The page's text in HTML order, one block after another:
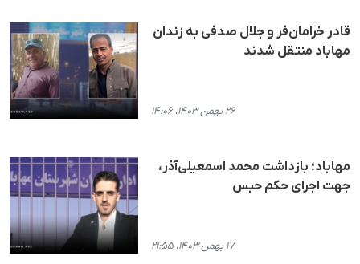
قادر خرامان‌فر و جلال صدفی به زندان
مهاباد منتقل شدند
۲۶ بهمن ۱۴۰۳، ۱۴:۰۶
مهاباد؛ بازداشت محمد اسمعیلی‌آذر،
جهت اجرای حکم حبس
۱۷ بهمن ۱۴۰۳، ۲۱:۵۵